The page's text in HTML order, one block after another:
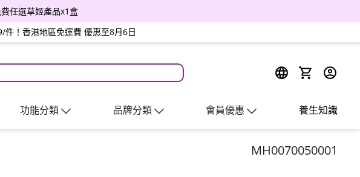
任選草姬產品x1盒
！香港地區免運費 優惠至8月6日
功能分類 品牌分類 會員優惠 養生知識
MH0070050001